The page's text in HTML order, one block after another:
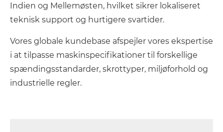
Indien og Mellemøsten, hvilket sikrer lokaliseret
teknisk support og hurtigere svartider.
Vores globale kundebase afspejler vores ekspertise
i at tilpasse maskinspecifikationer til forskellige
spændingsstandarder, skrottyper, miljøforhold og
industrielle regler.